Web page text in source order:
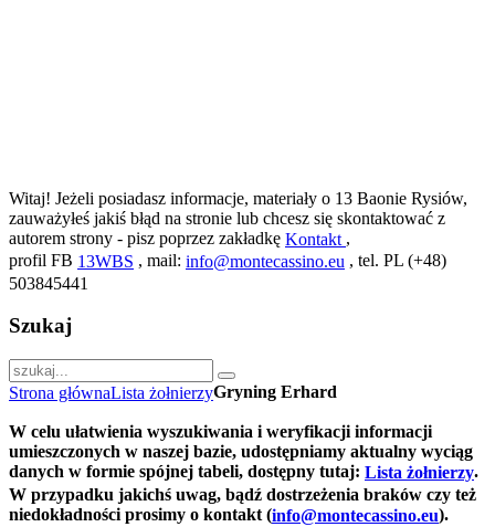
Witaj! Jeżeli posiadasz informacje, materiały o 13 Baonie Rysiów,
zauważyłeś jakiś błąd na stronie lub chcesz się skontaktować z
autorem strony - pisz poprzez zakładkę Kontakt ,
profil FB 13WBS , mail: info@montecassino.eu , tel. PL (+48)
503845441
Szukaj
Strona głównaLista żołnierzyGryning Erhard
W celu ułatwienia wyszukiwania i weryfikacji informacji
umieszczonych w naszej bazie, udostępniamy aktualny wyciąg
danych w formie spójnej tabeli, dostępny tutaj: Lista żołnierzy.
W przypadku jakichś uwag, bądź dostrzeżenia braków czy też
niedokładności prosimy o kontakt (info@montecassino.eu).